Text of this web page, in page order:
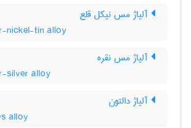
آلیاژ مس نیکل قلع
nickel-tin alloy
آلیاژ مس نقره
silver alloy
آلیاژ دالتون
alloy